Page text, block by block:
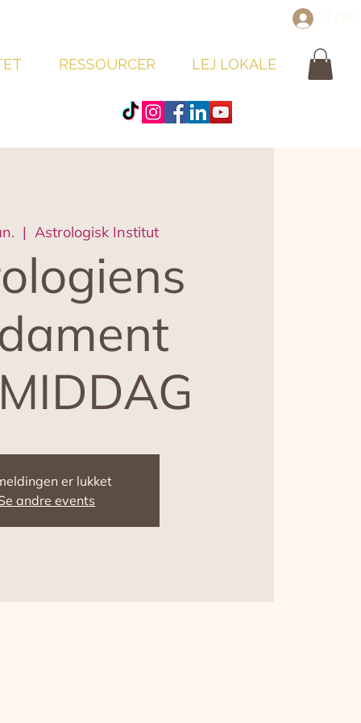
RESSOURCER LEJ LOKALE
  |
Astrologisk Institut
er lukket
andre events